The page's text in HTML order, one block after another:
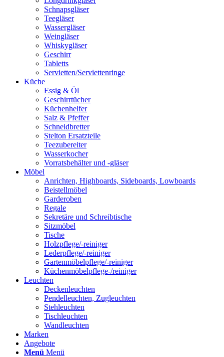
Schnapsgläser
Teegläser
Wassergläser
Weingläser
Whiskygläser
Geschirr
Tabletts
Servietten/Serviettenringe
Küche
Essig & Öl
Geschirrtücher
Küchenhelfer
Salz & Pfeffer
Schneidbretter
Stelton Ersatzteile
Teezubereiter
Wasserkocher
Vorratsbehälter und -gläser
Möbel
Anrichten, Highboards, Sideboards, Lowboards
Beistellmöbel
Garderoben
Regale
Sekretäre und Schreibtische
Sitzmöbel
Tische
Holzpflege/-reiniger
Lederpflege/-reiniger
Gartenmöbelpflege/-reiniger
Küchenmöbelpflege-/reiniger
Leuchten
Deckenleuchten
Pendelleuchten, Zugleuchten
Stehleuchten
Tischleuchten
Wandleuchten
Marken
Angebote
Menü Menü